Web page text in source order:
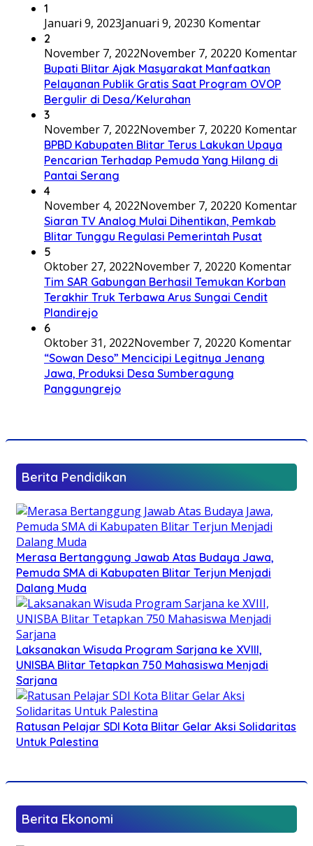
1
Januari 9, 2023Januari 9, 20230 Komentar
2
November 7, 2022November 7, 20220 Komentar
Bupati Blitar Ajak Masyarakat Manfaatkan
Pelayanan Publik Gratis Saat Program OVOP
Bergulir di Desa/Kelurahan
3
November 7, 2022November 7, 20220 Komentar
BPBD Kabupaten Blitar Terus Lakukan Upaya
Pencarian Terhadap Pemuda Yang Hilang di
Pantai Serang
4
November 4, 2022November 7, 20220 Komentar
Siaran TV Analog Mulai Dihentikan, Pemkab
Blitar Tunggu Regulasi Pemerintah Pusat
5
Oktober 27, 2022November 7, 20220 Komentar
Tim SAR Gabungan Berhasil Temukan Korban
Terakhir Truk Terbawa Arus Sungai Cendit
Plandirejo
6
Oktober 31, 2022November 7, 20220 Komentar
“Sowan Deso” Mencicipi Legitnya Jenang
Jawa, Produksi Desa Sumberagung
Panggungrejo
Berita Pendidikan
Merasa Bertanggung Jawab Atas Budaya Jawa,
Pemuda SMA di Kabupaten Blitar Terjun Menjadi
Dalang Muda
Laksanakan Wisuda Program Sarjana ke XVIII,
UNISBA Blitar Tetapkan 750 Mahasiswa Menjadi
Sarjana
Ratusan Pelajar SDI Kota Blitar Gelar Aksi Solidaritas
Untuk Palestina
Berita Ekonomi